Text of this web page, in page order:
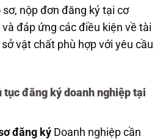
nộp đơn đăng ký tại cơ
đáp ứng các điều kiện về tài
vật chất phù hợp với yêu cầu
tục đăng ký doanh nghiệp tại
đăng ký Doanh nghiệp cần